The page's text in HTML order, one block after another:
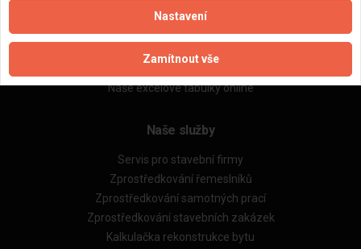
Zásady pro používání souborů cookie
Naše excelové tabulky online
Naše služby
Servis pro stavební firmy
Zprostředkování řemeslníků
Zprostředkování samotných prací
Zprostředkování stavebních zakázek
Kalkulačka rekonstrukce bytu
Nastavení
Zamítnout vše